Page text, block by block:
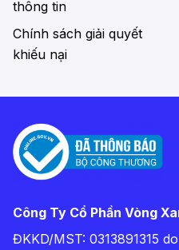
thông tin
Chính sách giải quyết
khiếu nại
Công Ty Cổ Phần Vòng
ĐKKD/MST: 0313891315